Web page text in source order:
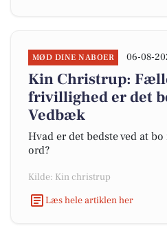
MØD DINE NABOER 06-08-
Kin Christrup:
frivillighed er det
Vedbæk
Hvad er det bedste ved at
ord?
Kilde: Kin christrup
Læs hele artiklen her